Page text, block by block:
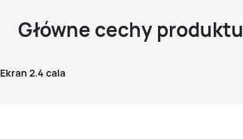
Główne cechy produktu
Ekran 2.4 cala